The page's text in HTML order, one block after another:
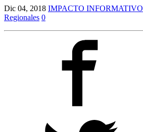
Dic 04, 2018 IMPACTO INFORMATIVO
Regionales 0